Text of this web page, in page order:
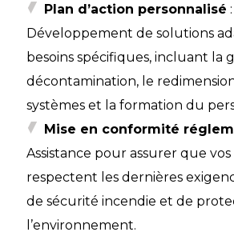
Plan d’action personnalisé :
Développement de solutions
besoins spécifiques, incluant la
décontamination, le
systèmes et la formation du
Mise en conformité
Assistance pour assurer que
respectent les dernières
de sécurité incendie et de
l’environnement.